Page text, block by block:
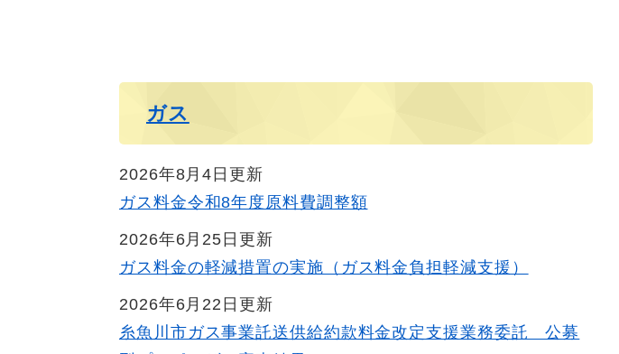
ガス
2026年8月4日更新
ガス料金令和8年度原料費調整額
2026年6月25日更新
ガス料金の軽減措置の実施（ガス料金負担軽減支援）
2026年6月22日更新
糸魚川市ガス事業託送供給約款料金改定支援業務委託 公募